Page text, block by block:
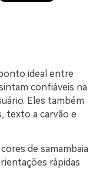
ideal entre
confiáveis na
Eles também
texto a carvão e
de samambaia
rápidas